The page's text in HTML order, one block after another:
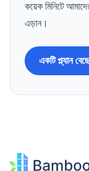
কয়েক মিনিটে
এড়ান।
একটি প্ল্যান